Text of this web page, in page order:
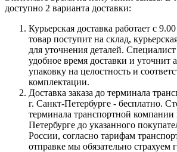
доступно 2 варианта доставки:
Курьерская доставка работает с
товар поступит на склад,
для уточнения деталей.
удобное время доставки и уточнит
упаковку на целостность и
комплектации.
Доставка заказа до терминала
г. Санкт-Петербурге - бесплатно.
терминала транспортной компании
Петербурге до указанного
России, согласно тарифам
отправке мы обязательно страхуем